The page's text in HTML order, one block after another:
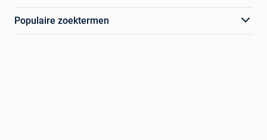
Populaire zoektermen